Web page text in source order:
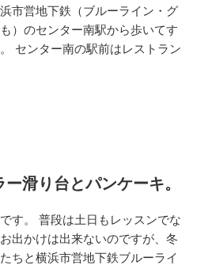
市営地下鉄（ブルーライン・グ
）のセンター南駅から歩いてす
センター南の駅前はレストラン
滑り台とパンケーキ。
す。 普段は土日もレッスンでな
出かけは出来ないのですが、冬
ちと横浜市営地下鉄ブルーライ